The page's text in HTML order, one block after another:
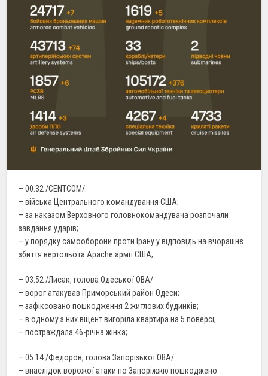
– 00.32 /CENTCOM/:
– війська Центрального командування США;
– за наказом Верховного головнокомандувача розпочали
завдання ударів;
– у порядку самооборони проти Ірану у відповідь на вчорашнє
збиття вертольота Apache армії США;
– 03.52 /Лисак, голова Одеської ОВА/:
– ворог атакував Приморський район Одеси;
– зафіксовано пошкодження 2 житлових будинків;
– в одному з них вщент вигоріла квартира на 5 поверсі;
– постраждала 46-річна жінка;
– 05.14 /Федоров, голова Запорізької ОВА/:
– внаслідок ворожої атаки по Запоріжжю пошкоджено